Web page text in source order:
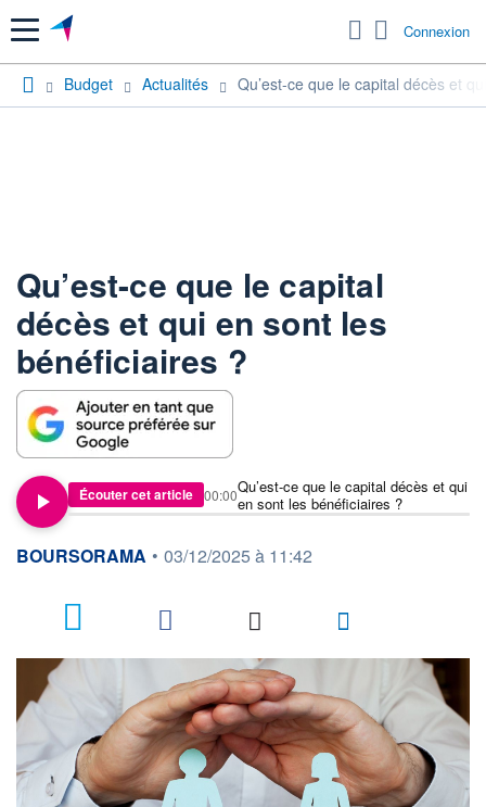
Menu Connexion
Budget Actualités Qu’est-ce que le capital décès et
Qu’est-ce que le capital
décès et qui en sont les
bénéficiaires ?
Écouter cet article
Qu’est-ce que le capital décès et qui
en sont les bénéficiaires ?
00:00
information fournie par
BOURSORAMA • 03/12/2025 à 11:42